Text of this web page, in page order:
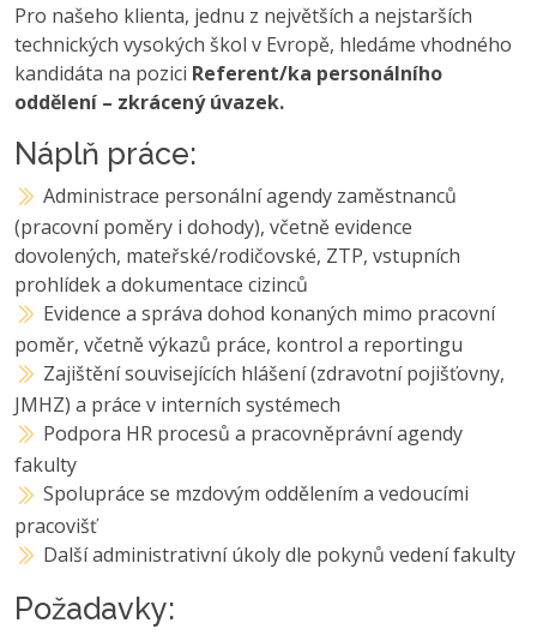
Pro našeho klienta, jednu z největších a nejstarších
technických vysokých škol v Evropě, hledáme vhodného
kandidáta na pozici Referent/ka personálního
oddělení – zkrácený úvazek.
Náplň práce:
Administrace personální agendy zaměstnanců
(pracovní poměry i dohody), včetně evidence
dovolených, mateřské/rodičovské, ZTP, vstupních
prohlídek a dokumentace cizinců
Evidence a správa dohod konaných mimo pracovní
poměr, včetně výkazů práce, kontrol a reportingu
Zajištění souvisejících hlášení (zdravotní pojišťovny,
JMHZ) a práce v interních systémech
Podpora HR procesů a pracovněprávní agendy
fakulty
Spolupráce se mzdovým oddělením a vedoucími
pracovišť
Další administrativní úkoly dle pokynů vedení fakulty
Požadavky: